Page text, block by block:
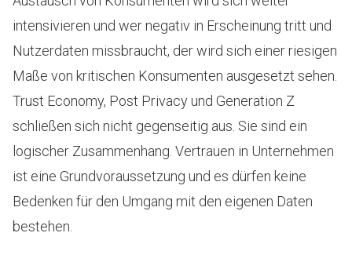
intensivieren und wer negativ in Erscheinung tritt und
Nutzerdaten missbraucht, der wird sich einer riesigen
Maße von kritischen Konsumenten ausgesetzt sehen.
Trust Economy, Post Privacy und Generation Z
schließen sich nicht gegenseitig aus. Sie sind ein
logischer Zusammenhang. Vertrauen in Unternehmen
ist eine Grundvoraussetzung und es dürfen keine
Bedenken für den Umgang mit den eigenen Daten
bestehen.